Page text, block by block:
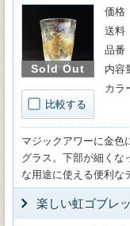
Sold Out
比較する
価格
送料
品番
内容
カラ
マジックアワーに金色
グラス。下部が細くな
な用途に使える便利な
楽しい虹ゴブレ